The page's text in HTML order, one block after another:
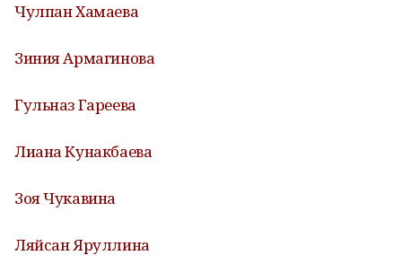
Чулпан Хамаева
Зиния Армагинова
Гульназ Гареева
Лиана Кунакбаева
Зоя Чукавина
Ляйсан Яруллина